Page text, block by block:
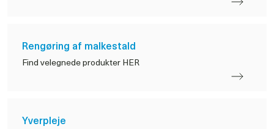
Rengøring af malkestald
Find velegnede produkter HER
Yverpleje